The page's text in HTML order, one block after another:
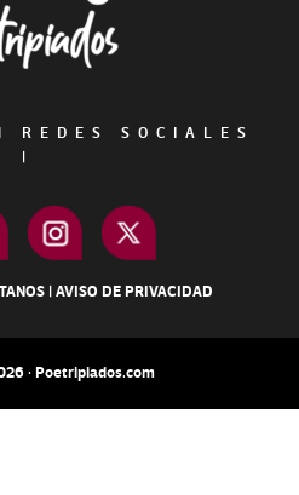
REDES SOCIALES
|
|AVISO DE PRIVACIDAD
· Poetripiados.com